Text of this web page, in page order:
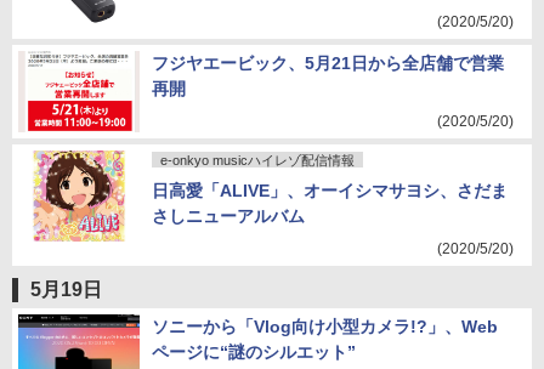
(2020/5/20)
フジヤエービック、5月21日から全店舗で営業
再開
(2020/5/20)
e-onkyo musicハイレゾ配信情報
日高愛「ALIVE」、オーイシマサヨシ、さだま
さしニューアルバム
(2020/5/20)
5月19日
ソニーから「Vlog向け小型カメラ!?」、Web
ページに“謎のシルエット”